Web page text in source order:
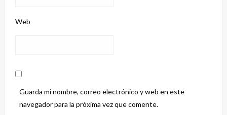
Web
Guarda mi nombre, correo electrónico y web en este
navegador para la próxima vez que comente.